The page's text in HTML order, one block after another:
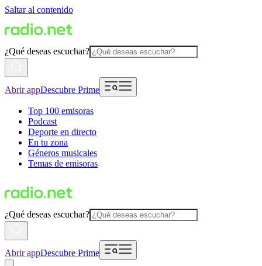
Saltar al contenido
¿Qué deseas escuchar?
Abrir appDescubre Prime
Top 100 emisoras
Podcast
Deporte en directo
En tu zona
Géneros musicales
Temas de emisoras
¿Qué deseas escuchar?
Abrir appDescubre Prime